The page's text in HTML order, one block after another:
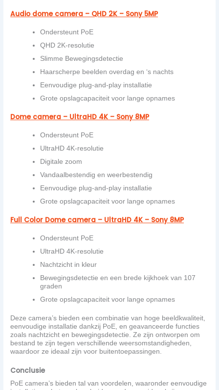
Audio dome camera – QHD 2K – Sony 5MP
Ondersteunt PoE
QHD2K-resolutie
Slimme Bewegingsdetectie
Haarscherpe beelden overdag en ‘s nachts
Eenvoudige plug-and-play installatie
Grote opslagcapaciteit voor lange opnames
Dome camera – UltraHD 4K – Sony 8MP
Ondersteunt PoE
UltraHD4K-resolutie
Digitale zoom
Vandaalbestendig en weerbestendig
Eenvoudige plug-and-play installatie
Grote opslagcapaciteit voor lange opnames
Full Color Dome camera – UltraHD 4K – Sony 8MP
Ondersteunt PoE
UltraHD4K-resolutie
Nachtzicht in kleur
Bewegingsdetectie en een brede kijkhoek van 107
graden
Grote opslagcapaciteit voor lange opnames
Deze camera’s bieden een combinatie van hoge beeldkwaliteit,
eenvoudige installatie dankzij PoE, en geavanceerde functies
zoals nachtzicht en bewegingsdetectie. Ze zijn ontworpen om
bestand te zijn tegen verschillende weersomstandigheden,
waardoor ze ideaal zijn voor buitentoepassingen.
Conclusie
PoE camera’s bieden tal van voordelen, waaronder eenvoudige